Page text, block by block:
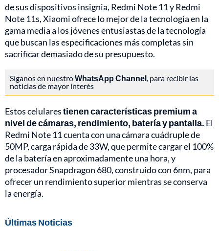
de sus dispositivos insignia, Redmi Note 11 y Redmi
Note 11s, Xiaomi ofrece lo mejor de la tecnología en la
gama media a los jóvenes entusiastas de la tecnología
que buscan las especificaciones más completas sin
sacrificar demasiado de su presupuesto.
Síganos en nuestroWhatsApp Channel, para recibir las
noticias de mayor interés
Estos celularestienen características premium a
nivel de cámaras, rendimiento, batería y pantalla. El
Redmi Note 11 cuenta con una cámara cuádruple de
50MP, carga rápida de 33W, que permite cargar el 100%
de la batería en aproximadamente una hora, y
procesador Snapdragon 680, construido con 6nm, para
ofrecer un rendimiento superior mientras se conserva
la energía.
Últimas Noticias